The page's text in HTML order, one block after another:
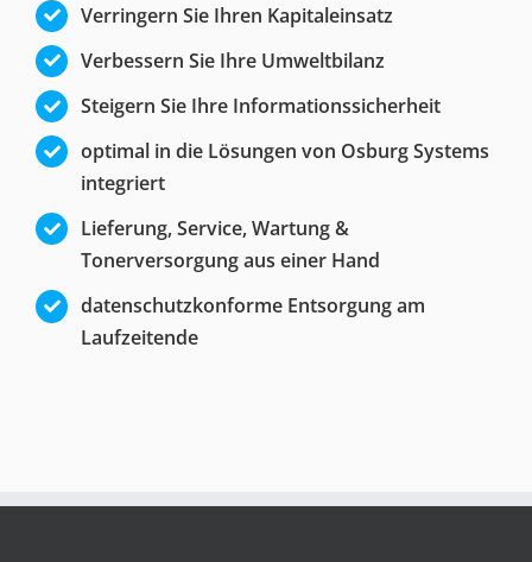
Verringern Sie Ihren Kapitaleinsatz
Verbessern Sie Ihre Umweltbilanz
Steigern Sie Ihre Informationssicherheit
optimal in die Lösungen von Osburg Systems
integriert
Lieferung, Service, Wartung &
Tonerversorgung aus einer Hand
datenschutzkonforme Entsorgung am
Laufzeitende